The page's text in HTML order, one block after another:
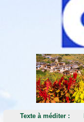
Texte à méditer :